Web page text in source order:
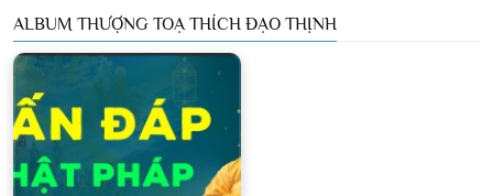
ALBUM THƯỢNG TOẠ THÍCH ĐẠO THỊNH